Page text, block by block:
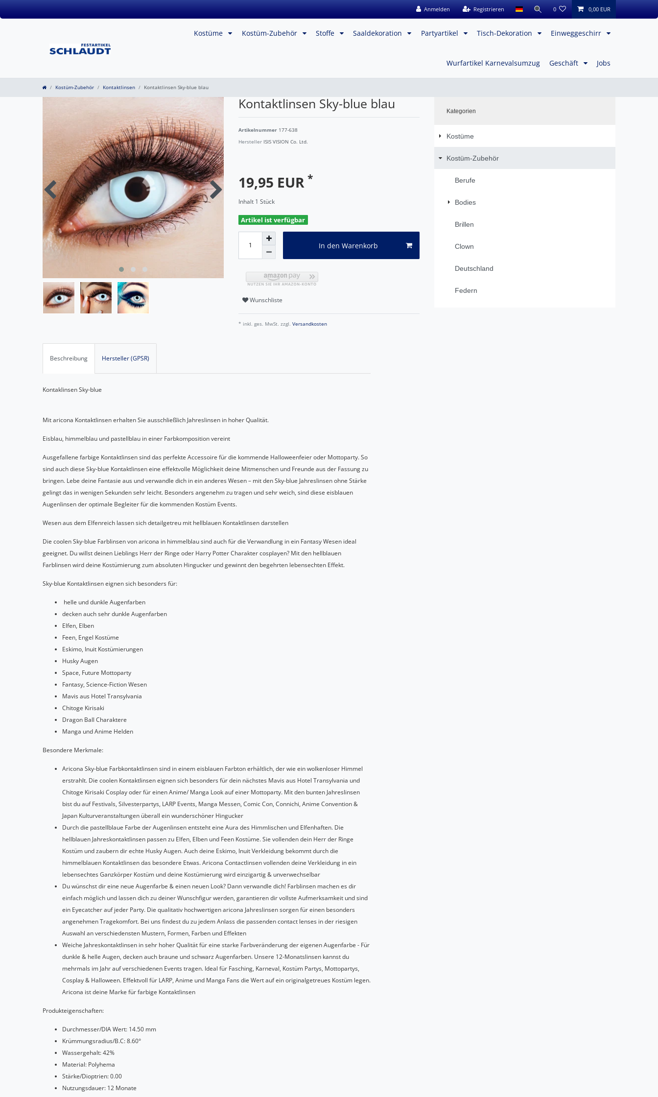
Anmelden Registrieren 0 0,00 EUR
Kostüme Kostüm-Zubehör Stoffe Saaldekoration Partyartikel Tisch-Dekoration Einweggeschirr
Wurfartikel Karnevalsumzug Geschäft Jobs
Kostüm-Zubehör Kontaktlinsen Kontaktlinsen Sky-blue blau
Kontaktlinsen Sky-blue blau
Artikelnummer 177-638
Hersteller ISIS VISION Co. Ltd.
19,95 EUR *
Inhalt 1 Stück
Artikel ist verfügbar
In den Warenkorb
Wunschliste
* inkl. ges. MwSt. zzgl. Versandkosten
Kategorien
Kostüme
Kostüm-Zubehör
Berufe
Bodies
Brillen
Clown
Deutschland
Federn
Beschreibung Hersteller (GPSR)
Kontaklinsen Sky-blue
Mit aricona Kontaktlinsen erhalten Sie ausschließlich Jahreslinsen in hoher Qualität.
Eisblau, himmelblau und pastellblau in einer Farbkomposition vereint
Ausgefallene farbige Kontaktlinsen sind das perfekte Accessoire für die kommende Halloweenfeier oder Mottoparty. So
sind auch diese Sky-blue Kontaktlinsen eine effektvolle Möglichkeit deine Mitmenschen und Freunde aus der Fassung zu
bringen. Lebe deine Fantasie aus und verwandle dich in ein anderes Wesen – mit den Sky-blue Jahreslinsen ohne Stärke
gelingt das in wenigen Sekunden sehr leicht. Besonders angenehm zu tragen und sehr weich, sind diese eisblauen
Augenlinsen der optimale Begleiter für die kommenden Kostüm Events.
Wesen aus dem Elfenreich lassen sich detailgetreu mit hellblauen Kontaktlinsen darstellen
Die coolen Sky-blue Farblinsen von aricona in himmelblau sind auch für die Verwandlung in ein Fantasy Wesen ideal
geeignet. Du willst deinen Lieblings Herr der Ringe oder Harry Potter Charakter cosplayen? Mit den hellblauen
Farblinsen wird deine Kostümierung zum absoluten Hingucker und gewinnt den begehrten lebensechten Effekt.
Sky-blue Kontaktlinsen eignen sich besonders für:
helle und dunkle Augenfarben
decken auch sehr dunkle Augenfarben
Elfen, Elben
Feen, Engel Kostüme
Eskimo, Inuit Kostümierungen
Husky Augen
Space, Future Mottoparty
Fantasy, Science-Fiction Wesen
Mavis aus Hotel Transylvania
Chitoge Kirisaki
Dragon Ball Charaktere
Manga und Anime Helden
Besondere Merkmale:
Aricona Sky-blue Farbkontaktlinsen sind in einem eisblauen Farbton erhältlich, der wie ein wolkenloser Himmel
erstrahlt. Die coolen Kontaktlinsen eignen sich besonders für dein nächstes Mavis aus Hotel Transylvania und
Chitoge Kirisaki Cosplay oder für einen Anime/ Manga Look auf einer Mottoparty. Mit den bunten Jahreslinsen
bist du auf Festivals, Silvesterpartys, LARP Events, Manga Messen, Comic Con, Connichi, Anime Convention &
Japan Kulturveranstaltungen überall ein wunderschöner Hingucker
Durch die pastellblaue Farbe der Augenlinsen entsteht eine Aura des Himmlischen und Elfenhaften. Die
hellblauen Jahreskontaktlinsen passen zu Elfen, Elben und Feen Kostüme. Sie vollenden dein Herr der Ringe
Kostüm und zaubern dir echte Husky Augen. Auch deine Eskimo, Inuit Verkleidung bekommt durch die
himmelblauen Kontaktlinsen das besondere Etwas. Aricona Contactlinsen vollenden deine Verkleidung in ein
lebensechtes Ganzkörper Kostüm und deine Kostümierung wird einzigartig & unverwechselbar
Du wünschst dir eine neue Augenfarbe & einen neuen Look? Dann verwandle dich! Farblinsen machen es dir
einfach möglich und lassen dich zu deiner Wunschfigur werden, garantieren dir vollste Aufmerksamkeit und sind
ein Eyecatcher auf jeder Party. Die qualitativ hochwertigen aricona Jahreslinsen sorgen für einen besonders
angenehmen Tragekomfort. Bei uns findest du zu jedem Anlass die passenden contact lenses in der riesigen
Auswahl an verschiedensten Mustern, Formen, Farben und Effekten
Weiche Jahreskontaktlinsen in sehr hoher Qualität für eine starke Farbveränderung der eigenen Augenfarbe - Für
dunkle & helle Augen, decken auch braune und schwarz Augenfarben. Unsere 12-Monatslinsen kannst du
mehrmals im Jahr auf verschiedenen Events tragen. Ideal für Fasching, Karneval, Kostüm Partys, Mottopartys,
Cosplay & Halloween. Effektvoll für LARP, Anime und Manga Fans die Wert auf ein originalgetreues Kostüm legen.
Aricona ist deine Marke für farbige Kontaktlinsen
Produkteigenschaften:
Durchmesser/DIA Wert: 14.50 mm
Krümmungsradius/B.C: 8.60°
Wassergehalt: 42%
Material: Polyhema
Stärke/Dioptrien: 0.00
Nutzungsdauer: 12 Monate